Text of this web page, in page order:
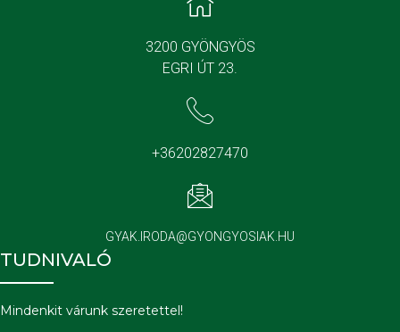
3200 GYÖNGYÖS
EGRI ÚT 23.
+36202827470
GYAK.IRODA@GYONGYOSIAK.HU
TUDNIVALÓ
Mindenkit várunk szeretettel!